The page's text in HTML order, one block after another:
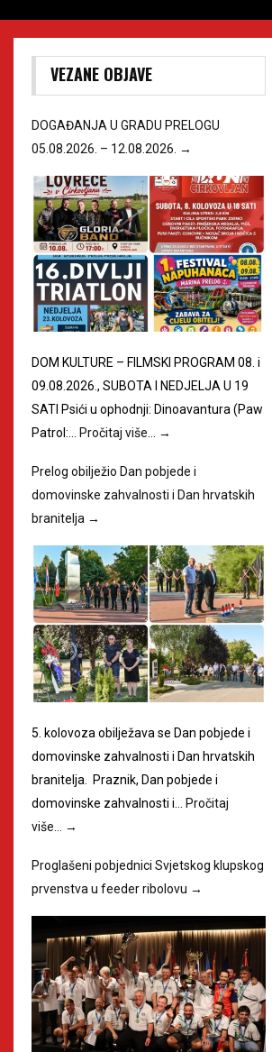
VEZANE OBJAVE
DOGAĐANJA U GRADU PRELOGU
05.08.2026. – 12.08.2026. →
DOM KULTURE – FILMSKI PROGRAM 08. i
09.08.2026., SUBOTA I NEDJELJA U 19
SATI Psići u ophodnji: Dinoavantura (Paw
Patrol:… Pročitaj više… →
Prelog obilježio Dan pobjede i
domovinske zahvalnosti i Dan hrvatskih
branitelja →
5. kolovoza obilježava se Dan pobjede i
domovinske zahvalnosti i Dan hrvatskih
branitelja. Praznik, Dan pobjede i
domovinske zahvalnosti i…
Pročitaj
više…
→
Proglašeni pobjednici Svjetskog klupskog
prvenstva u feeder ribolovu →